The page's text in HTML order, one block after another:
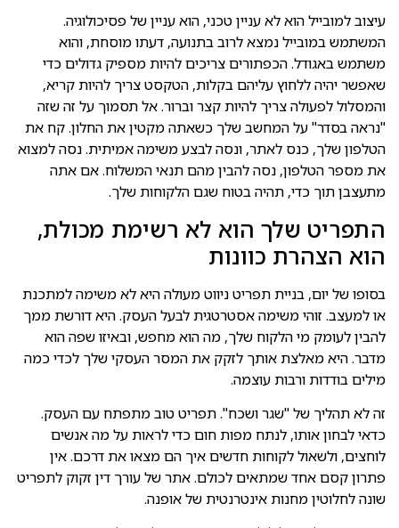
עיצוב למובייל הוא לא עניין טכני, הוא עניין של פסיכולוגיה.
המשתמש במובייל נמצא לרוב בתנועה, דעתו מוסחת, והוא
משתמש באגודל. הכפתורים צריכים להיות מספיק גדולים כדי
שאפשר יהיה ללחוץ עליהם בקלות, הטקסט צריך להיות קריא,
והמסלול לפעולה צריך להיות קצר וברור. אל תסמוך על זה שזה
"נראה בסדר" על המחשב שלך כשאתה מקטין את החלון. קח את
הטלפון שלך, כנס לאתר, ונסה לבצע משימה אמיתית. נסה למצוא
את מספר הטלפון, נסה להבין מהם תנאי המשלוח. אם אתה
מתעצבן תוך כדי, תהיה בטוח שגם הלקוחות שלך.
התפריט שלך הוא לא רשימת מכולת,
הוא הצהרת כוונות
בסופו של יום, בניית תפריט ניווט מעולה היא לא משימה למתכנת
או למעצב. זוהי משימה אסטרטגית לבעל העסק. היא דורשת ממך
להבין לעומק מי הלקוח שלך, מה הוא מחפש, ובאיזו שפה הוא
מדבר. היא מאלצת אותך לזקק את המסר העסקי שלך לכדי כמה
מילים בודדות ורבות עוצמה.
זה לא תהליך של "שגר ושכח". תפריט טוב מתפתח עם העסק.
כדאי לבחון אותו, לנתח מפות חום כדי לראות על מה אנשים
לוחצים, ולשאול לקוחות חדשים איך הם מצאו את דרכם. אין
פתרון קסם אחד שמתאים לכולם. אתר של עורך דין זקוק לתפריט
שונה לחלוטין מחנות אינטרנטית של אופנה.